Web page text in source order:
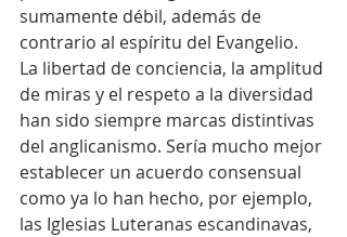
sumamente débil, además de
contrario al espíritu del Evangelio.
La libertad de conciencia, la amplitud
de miras y el respeto a la diversidad
han sido siempre marcas distintivas
del anglicanismo. Sería mucho mejor
establecer un acuerdo consensual
como ya lo han hecho, por ejemplo,
las Iglesias Luteranas escandinavas,